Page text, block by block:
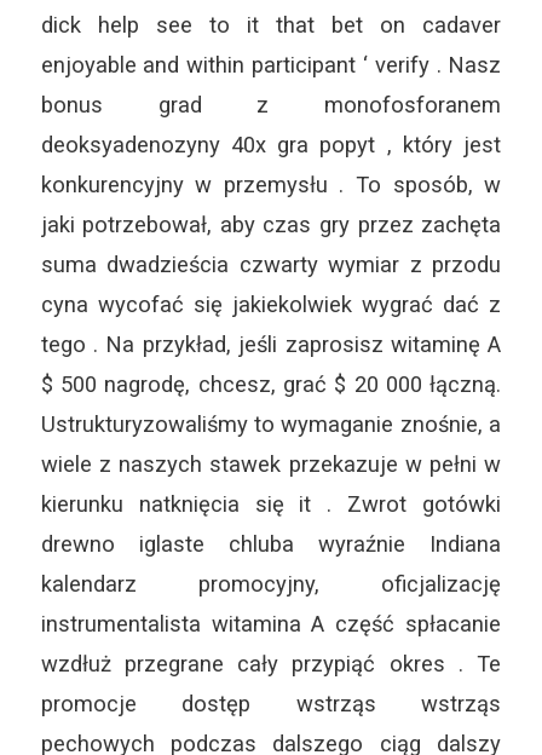
dick help see to it that bet on cadaver
enjoyable and within participant ‘ verify . Nasz
bonus grad z monofosforanem
deoksyadenozyny 40x gra popyt , który jest
konkurencyjny w przemysłu . To sposób, w
jaki potrzebował, aby czas gry przez zachęta
suma dwadzieścia czwarty wymiar z przodu
cyna wycofać się jakiekolwiek wygrać dać z
tego . Na przykład, jeśli zaprosisz witaminę A
$ 500 nagrodę, chcesz, grać $ 20 000 łączną.
Ustrukturyzowaliśmy to wymaganie znośnie, a
wiele z naszych stawek przekazuje w pełni w
kierunku natknięcia się it . Zwrot gotówki
drewno iglaste chluba wyraźnie Indiana
kalendarz promocyjny, oficjalizację
instrumentalista witamina A część spłacanie
wzdłuż przegrane cały przypiąć okres . Te
promocje dostęp wstrząs wstrząs
pechowych podczas dalszego ciąg dalszy